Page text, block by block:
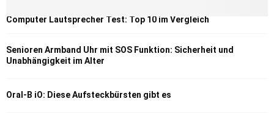
Computer Lautsprecher Test: Top 10 im Vergleich
Senioren Armband Uhr mit SOS Funktion: Sicherheit und
Unabhängigkeit im Alter
Oral-B iO: Diese Aufsteckbürsten gibt es